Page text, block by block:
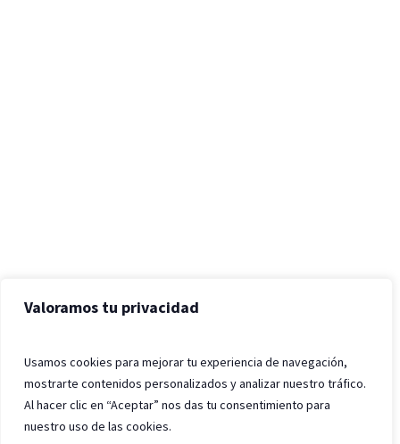
Valoramos tu privacidad
Usamos cookies para mejorar tu experiencia de navegación,
mostrarte contenidos personalizados y analizar nuestro tráfico.
Al hacer clic en “Aceptar” nos das tu consentimiento para
nuestro uso de las cookies.